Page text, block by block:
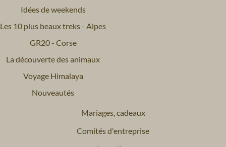
Idées de weekends
Les 10 plus beaux treks - Alpes
GR20 - Corse
La découverte des animaux
Voyage Himalaya
Nouveautés
Mariages, cadeaux
Comités d'entreprise